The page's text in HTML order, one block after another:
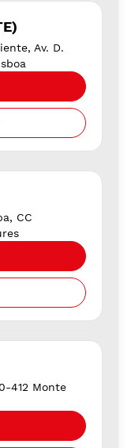
Av. D.
CC
412 Monte